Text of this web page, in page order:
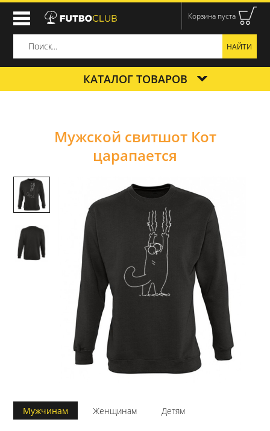
Корзина пуста
КАТАЛОГ ТОВАРОВ
Мужской свитшот Кот
царапается
Мужчинам Женщинам Детям